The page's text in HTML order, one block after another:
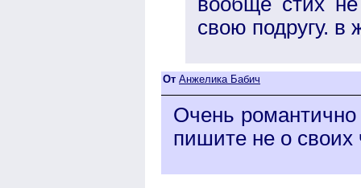
свою подругу. в
От Анжелика Бабич
Очень
пишите не о своих